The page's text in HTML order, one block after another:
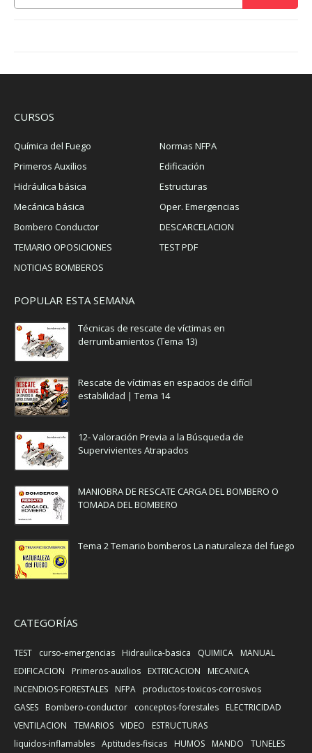
CURSOS
Química del Fuego
Normas NFPA
Primeros Auxilios
Edificación
Hidráulica básica
Estructuras
Mecánica básica
Oper. Emergencias
Bombero Conductor
DESCARCELACION
TEMARIO OPOSICIONES
TEST PDF
NOTICIAS BOMBEROS
POPULAR ESTA SEMANA
Técnicas de rescate de víctimas en
derrumbamientos (Tema 13)
Rescate de víctimas en espacios de difícil
estabilidad | Tema 14
12- Valoración Previa a la Búsqueda de
Supervivientes Atrapados
MANIOBRA DE RESCATE CARGA DEL BOMBERO O
TOMADA DEL BOMBERO
Tema 2 Temario bomberos La naturaleza del fuego
CATEGORÍAS
TEST curso-emergencias Hidraulica-basica QUIMICA
MANUAL
EDIFICACION
Primeros-auxilios EXTRICACION
MECANICA
INCENDIOS-FORESTALES
NFPA
productos-toxicos-corrosivos
GASES
Bombero-conductor conceptos-forestales
ELECTRICIDAD
VENTILACION
TEMARIOS VIDEO
ESTRUCTURAS
liquidos-inflamables Aptitudes-fisicas HUMOS MANDO TUNELES